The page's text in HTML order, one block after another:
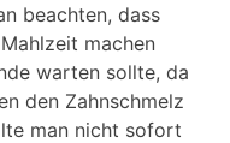
beachten, dass
machen
warten sollte, da
den Zahnschmelz
man nicht sofort